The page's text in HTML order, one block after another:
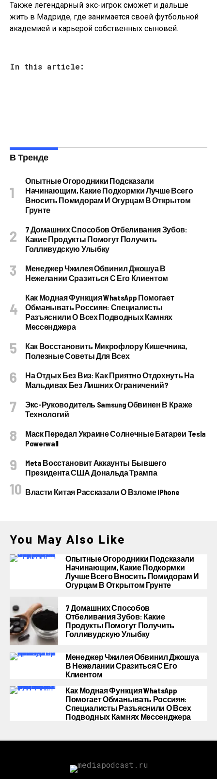
Также легендарный экс-игрок сможет и дальше
жить в Мадриде, где занимается своей футбольной
академией и карьерой собственных сыновей.
In this article:
В Тренде
Опытные Огородники Подсказали
Начинающим, Какие Подкормки Лучше Всего
Вносить Помидорам И Огурцам В Открытом
Грунте
7 Домашних Способов Отбеливания Зубов:
Какие Продукты Помогут Получить
Голливудскую Улыбку
Менеджер Чжилея Обвинил Джошуа В
Нежелании Сразиться С Его Клиентом
Как Модная Функция WhatsApp Помогает
Обманывать Россиян: Специалисты
Разъяснили О Всех Подводных Камнях
Мессенджера
Как Восстановить Микрофлору Кишечника,
Полезные Советы Для Всех
На Отдых Без Виз: Как Приятно Отдохнуть На
Мальдивах Без Лишних Ограничений?
Экс-Руководитель Samsung Обвинен В Краже
Технологий
Маск Передал Украине Солнечные Батареи Tesla
Powerwall
Meta Восстановит Аккаунты Бывшего
Президента США Дональда Трампа
Власти Китая Рассказали О Взломе IPhone
You May Also Like
Опытные Огородники Подсказали
Начинающим, Какие Подкормки
Лучше Всего Вносить Помидорам И
Огурцам В Открытом Грунте
7 Домашних Способов
Отбеливания Зубов: Какие
Продукты Помогут Получить
Голливудскую Улыбку
Менеджер Чжилея Обвинил Джошуа
В Нежелании Сразиться С Его
Клиентом
Как Модная Функция WhatsApp
Помогает Обманывать Россиян:
Специалисты Разъяснили О Всех
Подводных Камнях Мессенджера